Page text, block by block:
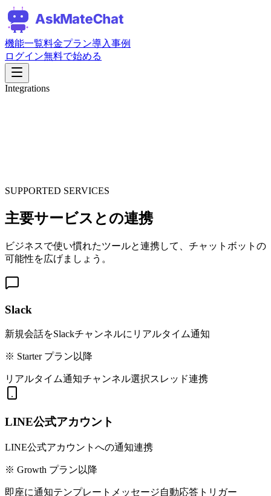
機能一覧料金プラン導入事例
ログイン無料で始める
Integrations
SUPPORTED SERVICES
主要サービスとの連携
ビジネスで使い慣れたツールと連携して、チャットボットの
可能性を広げましょう。
Slack
新規会話をSlackチャンネルにリアルタイム通知
※ Starter プラン以降
リアルタイム通知チャンネル選択スレッド連携
LINE公式アカウント
LINE公式アカウントへの通知連携
※ Growth プラン以降
即座に通知テンプレートメッセージ自動応答トリガー